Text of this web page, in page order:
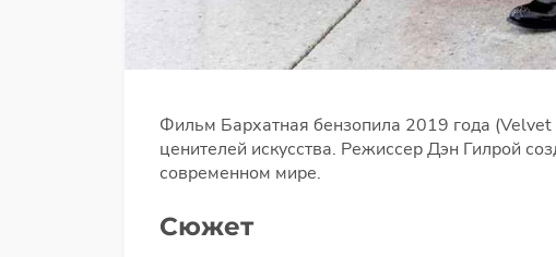
Фильм Бархатная бензопила 2019 года (Velvet
ценителей искусства. Режиссер Дэн Гилрой
современном мире.
Сюжет